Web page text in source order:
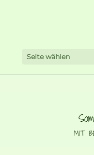
Seite wählen
MIT